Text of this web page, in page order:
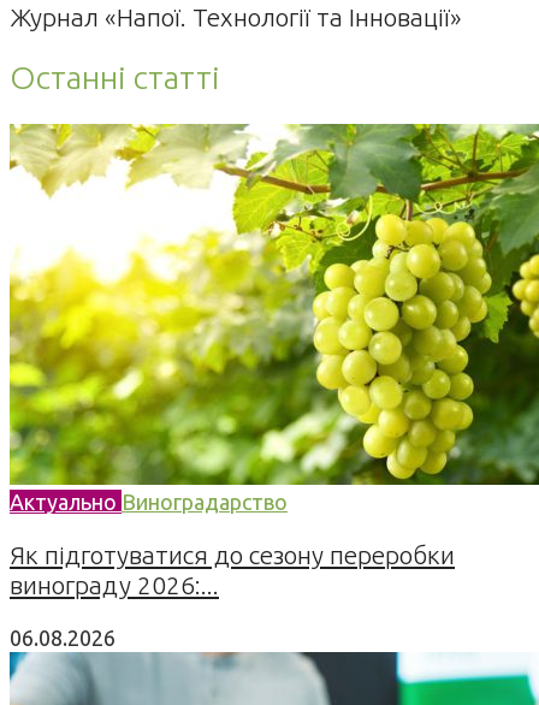
Журнал «Напої. Технології та Інновації»
Останні статті
Актуально Виноградарство
Як підготуватися до сезону переробки
винограду 2026:...
06.08.2026